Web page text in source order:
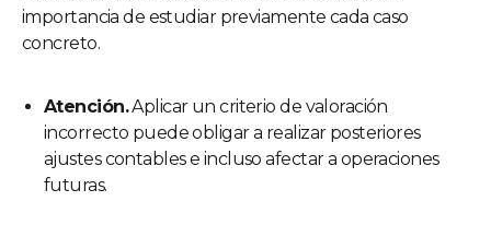
importancia de estudiar previamente cada caso
concreto.
Atención.Aplicar un criterio de valoración
incorrecto puede obligar a realizar posteriores
ajustes contables e incluso afectar a operaciones
futuras.